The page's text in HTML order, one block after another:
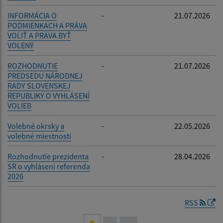
INFORMÁCIA O
PODMIENKACH A PRÁVA
VOLIŤ A PRÁVA BYŤ
VOLENÝ
- 21.07.2026
ROZHODNUTIE
PREDSEDU NÁRODNEJ
RADY SLOVENSKEJ
REPUBLIKY O VYHLÁSENÍ
VOLIEB
- 21.07.2026
Volebné okrsky a
volebné miestnosti
- 22.05.2026
Rozhodnutie prezidenta
SR o vyhlásení referenda
2026
- 28.04.2026
RSS